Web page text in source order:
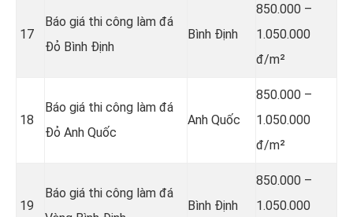
17
Báo giá thi công làm đá
Đỏ Bình Định
Bình Định
850.000 –
1.050.000
đ/m²
18
Báo giá thi công làm đá
Đỏ Anh Quốc
Anh Quốc
850.000 –
1.050.000
đ/m²
19
Báo giá thi công làm đá
Bình Định
850.000 –
1.050.000